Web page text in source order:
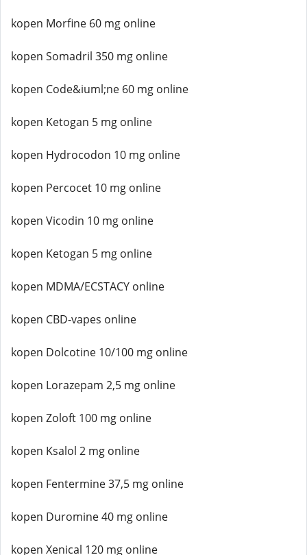
kopen Morfine 60 mg online
kopen Somadril 350 mg online
kopen Code&iuml;ne 60 mg online
kopen Ketogan 5 mg online
kopen Hydrocodon 10 mg online
kopen Percocet 10 mg online
kopen Vicodin 10 mg online
kopen Ketogan 5 mg online
kopen MDMA/ECSTACY online
kopen CBD-vapes online
kopen Dolcotine 10/100 mg online
kopen Lorazepam 2,5 mg online
kopen Zoloft 100 mg online
kopen Ksalol 2 mg online
kopen Fentermine 37,5 mg online
kopen Duromine 40 mg online
kopen Xenical 120 mg online